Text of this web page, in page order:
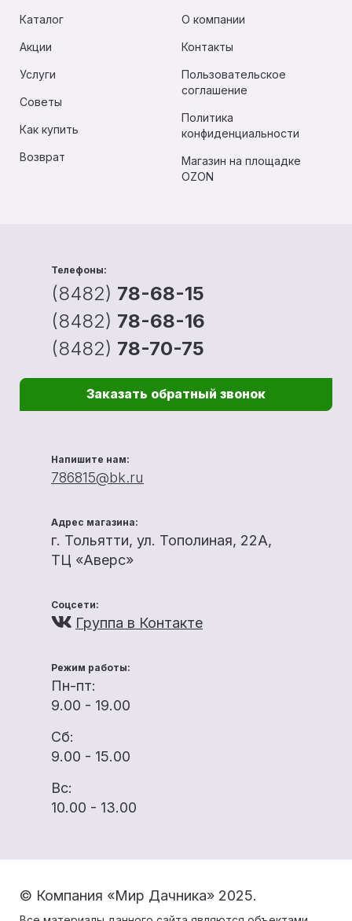
Каталог
Акции
Услуги
Советы
Как купить
Возврат
О компании
Контакты
Пользовательское
соглашение
Политика
конфиденциальности
Магазин на площадке
OZON
Телефоны:
(8482) 78-68-15
(8482) 78-68-16
(8482) 78-70-75
Заказать обратный звонок
Напишите нам:
786815@bk.ru
Адрес магазина:
г. Тольятти, ул. Тополиная, 22А,
ТЦ «Аверс»
Соцсети:
Группа в Контакте
Режим работы:
Пн-пт:
9.00 - 19.00
Сб:
9.00 - 15.00
Вс:
10.00 - 13.00
© Компания «Мир Дачника» 2025.